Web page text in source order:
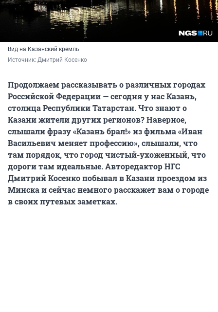
Вид на Казанский кремль
Источник: Дмитрий Косенко
Продолжаем рассказывать о различных городах
Российской Федерации — сегодня у нас Казань,
столица Республики Татарстан. Что знают о
Казани жители других регионов? Наверное,
слышали фразу «Казань брал!» из фильма «Иван
Васильевич меняет профессию», слышали, что
там порядок, что город чистый-ухоженный, что
дороги там идеальные. Авторедактор НГС
Дмитрий Косенко побывал в Казани проездом из
Минска и сейчас немного расскажет вам о городе
в своих путевых заметках.